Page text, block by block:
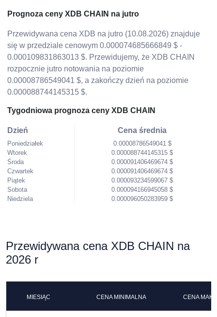
Prognoza ceny XDB CHAIN na jutro
Przewidywana cena XDB na jutro (10.08.2026) znajduje
się w przedziale cenowym 0.000074685666849 $ -
0.000109831863013 $. Przewidujemy, że XDB CHAIN
rozpocznie jutro notowania na poziomie
0.00008786549041 $, a zakończy dzień na poziomie
0.000088744145315 $.
Tygodniowa prognoza ceny XDB CHAIN
Dzień
Poniedziałek
Wtorek
Środa
Czwartek
Piątek
Sobota
Niedziela
Cena średnia
0.00008786549041 $
0.000088744145315 $
0.000091406469674 $
0.000091406469674 $
0.000093234599067 $
0.000094166945058 $
0.000096050283959 $
Przewidywana cena XDB CHAIN na
2026 r
MIESIĄC CENA MINIMALNA CENA